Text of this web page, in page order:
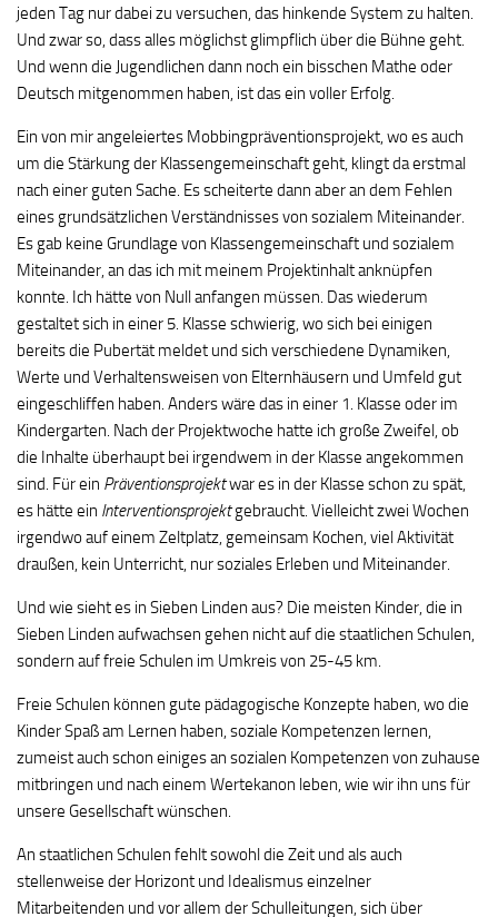
jeden Tag nur dabei zu versuchen, das hinkende System zu halten.
Und zwar so, dass alles möglichst glimpflich über die Bühne geht.
Und wenn die Jugendlichen dann noch ein bisschen Mathe oder
Deutsch mitgenommen haben, ist das ein voller Erfolg.
Ein von mir angeleiertes Mobbingpräventionsprojekt, wo es auch
um die Stärkung der Klassengemeinschaft geht, klingt da erstmal
nach einer guten Sache. Es scheiterte dann aber an dem Fehlen
eines grundsätzlichen Verständnisses von sozialem Miteinander.
Es gab keine Grundlage von Klassengemeinschaft und sozialem
Miteinander, an das ich mit meinem Projektinhalt anknüpfen
konnte. Ich hätte von Null anfangen müssen. Das wiederum
gestaltet sich in einer 5. Klasse schwierig, wo sich bei einigen
bereits die Pubertät meldet und sich verschiedene Dynamiken,
Werte und Verhaltensweisen von Elternhäusern und Umfeld gut
eingeschliffen haben. Anders wäre das in einer 1. Klasse oder im
Kindergarten. Nach der Projektwoche hatte ich große Zweifel, ob
die Inhalte überhaupt bei irgendwem in der Klasse angekommen
sind. Für ein Präventionsprojektwar es in der Klasse schon zu spät,
es hätte ein Interventionsprojektgebraucht. Vielleicht zwei Wochen
irgendwo auf einem Zeltplatz, gemeinsam Kochen, viel Aktivität
draußen, kein Unterricht, nur soziales Erleben und Miteinander.
Und wie sieht es in Sieben Linden aus? Die meisten Kinder, die in
Sieben Linden aufwachsen gehen nicht auf die staatlichen Schulen,
sondern auf freie Schulen im Umkreis von 25-45 km.
Freie Schulen können gute pädagogische Konzepte haben, wo die
Kinder Spaß am Lernen haben, soziale Kompetenzen lernen,
zumeist auch schon einiges an sozialen Kompetenzen von zuhause
mitbringen und nach einem Wertekanon leben, wie wir ihn uns für
unsere Gesellschaft wünschen.
An staatlichen Schulen fehlt sowohl die Zeit und als auch
stellenweise der Horizont und Idealismus einzelner
Mitarbeitenden und vor allem der Schulleitungen, sich über